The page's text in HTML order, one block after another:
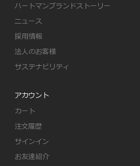
ハートマンブランドストーリー
ニュース
採用情報
法人のお客様
サステナビリティ
アカウント
カート
注文履歴
サインイン
お友達紹介